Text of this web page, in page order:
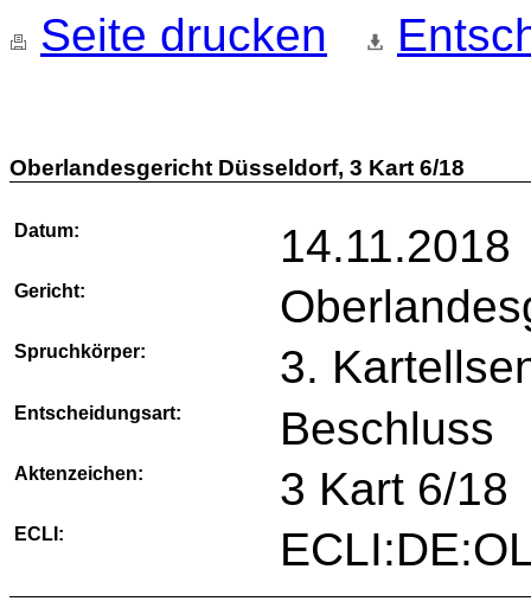
Seite drucken
Oberlandesgericht Düsseldorf, 3 Kart 6/18
Datum: 14.11.2018
Gericht:
Spruchkörper: 3.
Entscheidungsart: Beschluss
Aktenzeichen: 3 Kart 6/18
ECLI: